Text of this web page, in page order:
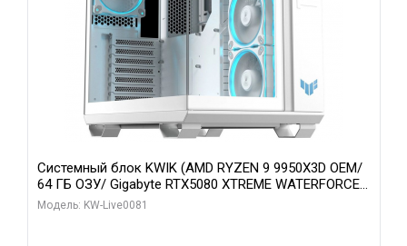
Системный блок KWIK (AMD RYZEN 9 9950X3D OEM/
64 ГБ ОЗУ/ Gigabyte RTX5080 XTREME WATERFORCE
16GB GDDR7 256bit/ 1 ТБ SSD)
Модель: KW-Live0081